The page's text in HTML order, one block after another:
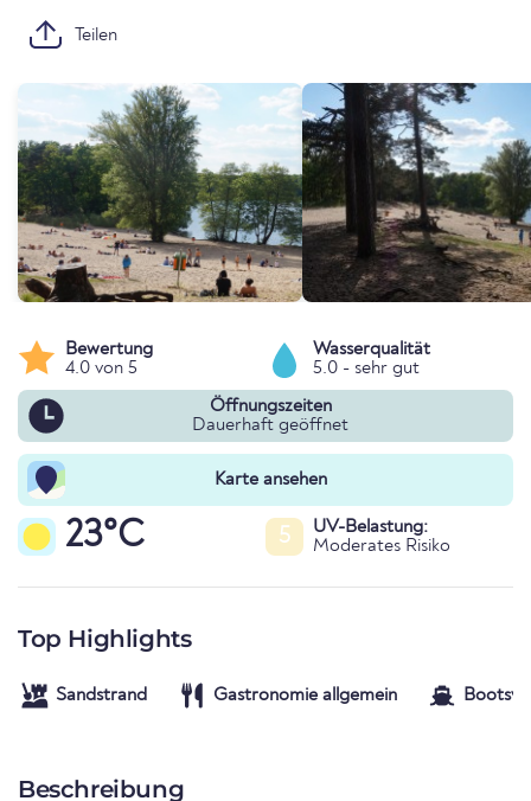
Teilen
Bewertung
4.0 von 5
Wasserqualität
5.0 - sehr gut
Öffnungszeiten
Dauerhaft geöffnet
Karte ansehen
23°C 5
UV-Belastung:
Moderates Risiko
Top Highlights
Sandstrand Gastronomie allgemein
Beschreibung